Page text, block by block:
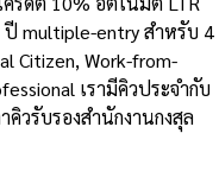
ปี multiple-entry สำหรับ 4
Citizen, Work-from-
เรามีคิวประจำกับ
วรับรองสำนักงานกงสุล